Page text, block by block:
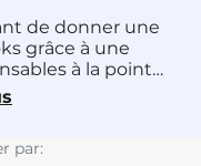
de donner une
grâce à une
à la pointe
créations sont
recyclés,
qu'
par: